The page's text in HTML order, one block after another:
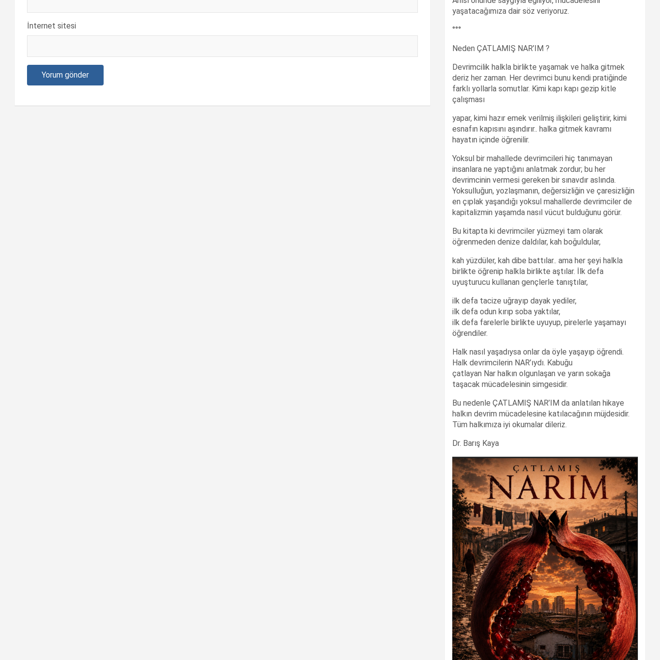
İnternet sitesi
yaşatacağımıza dair söz veriyoruz.
°°°
Neden ÇATLAMIŞ NAR’IM ?
Devrimcilik halkla birlikte yaşamak ve halka gitmek
deriz her zaman. Her devrimci bunu kendi pratiğinde
farklı yollarla somutlar. Kimi kapı kapı gezip kitle
çalışması
yapar, kimi hazır emek verilmiş ilişkileri geliştirir, kimi
esnafın kapısını aşındırır.. halka gitmek kavramı
hayatın içinde öğrenilir.
Yoksul bir mahallede devrimcileri hiç tanımayan
insanlara ne yaptığını anlatmak zordur; bu her
devrimcinin vermesi gereken bir sınavdır aslında.
Yoksulluğun, yozlaşmanın, değersizliğin ve çaresizliğin
en çıplak yaşandığı yoksul mahallerde devrimciler de
kapitalizmin yaşamda nasıl vücut bulduğunu görür.
Bu kitapta ki devrimciler yüzmeyi tam olarak
öğrenmeden denize daldılar, kah boğuldular,
kah yüzdüler, kah dibe battılar.. ama her şeyi halkla
birlikte öğrenip halkla birlikte aştılar. İlk defa
uyuşturucu kullanan gençlerle tanıştılar,
ilk defa tacize uğrayıp dayak yediler,
ilk defa odun kırıp soba yaktılar,
ilk defa farelerle birlikte uyuyup, pirelerle yaşamayı
öğrendiler.
Halk nasıl yaşadıysa onlar da öyle yaşayıp öğrendi.
Halk devrimcilerin NAR’ıydı. Kabuğu
çatlayan Nar halkın olgunlaşan ve yarın sokağa
taşacak mücadelesinin simgesidir.
Bu nedenle ÇATLAMIŞ NAR’IM da anlatılan hikaye
halkın devrim mücadelesine katılacağının müjdesidir.
Tüm halkımıza iyi okumalar dileriz.
Dr. Barış Kaya